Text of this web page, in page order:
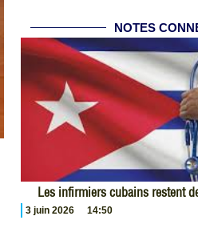
NOTES
Les infirmiers cubains restent
3 juin 2026 14:50